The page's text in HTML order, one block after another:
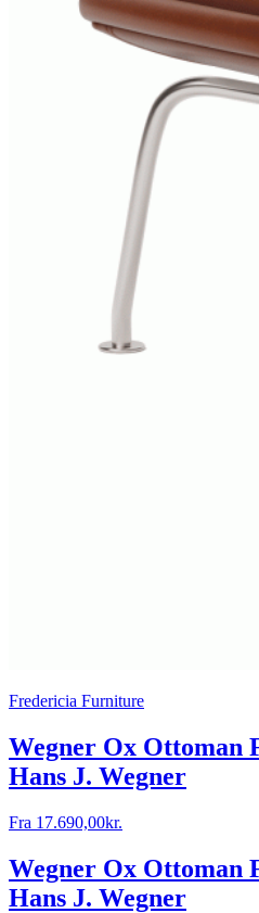
Fredericia Furniture
Wegner Ox Ottoman
Hans J. Wegner
Fra 17.690,00kr.
Wegner Ox Ottoman
Hans J. Wegner